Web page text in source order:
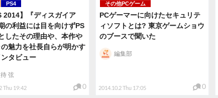
PS4
2014】『ディスガイア
の利益には目を向けずPS
したその理由や、本作や
魅力を社長自らが明かす
タビュー
Thu 19:42
弦
0
その他PCゲーム
PCゲーマーに向けたセキュリテ
ィソフトとは? 東京ゲームショウ
のブースで聞いた
2014.10.2 Thu 17:05
編集部
0